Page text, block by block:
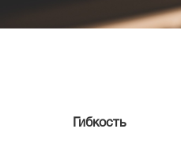
Гибкость